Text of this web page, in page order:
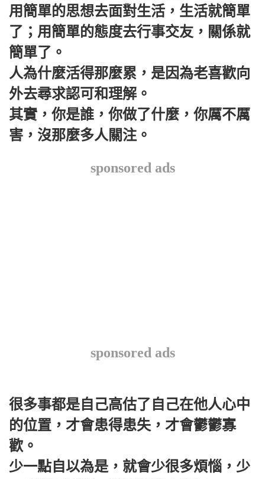
用簡單的思想去面對生活，生活就簡單
了；用簡單的態度去行事交友，關係就
簡單了。
人為什麼活得那麼累，是因為老喜歡向
外去尋求認可和理解。
其實，你是誰，你做了什麼，你厲不厲
害，沒那麼多人關注。
sponsored ads
sponsored ads
很多事都是自己高估了自己在他人心中
的位置，才會患得患失，才會鬱鬱寡
歡。
少一點自以為是，就會少很多煩惱，少